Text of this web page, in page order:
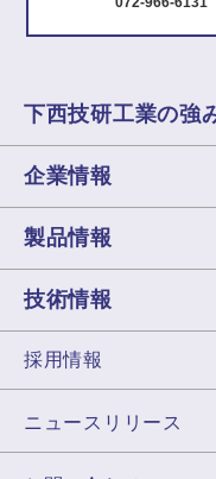
下西技研工業の強
企業情報
製品情報
技術情報
採用情報
ニュースリリース